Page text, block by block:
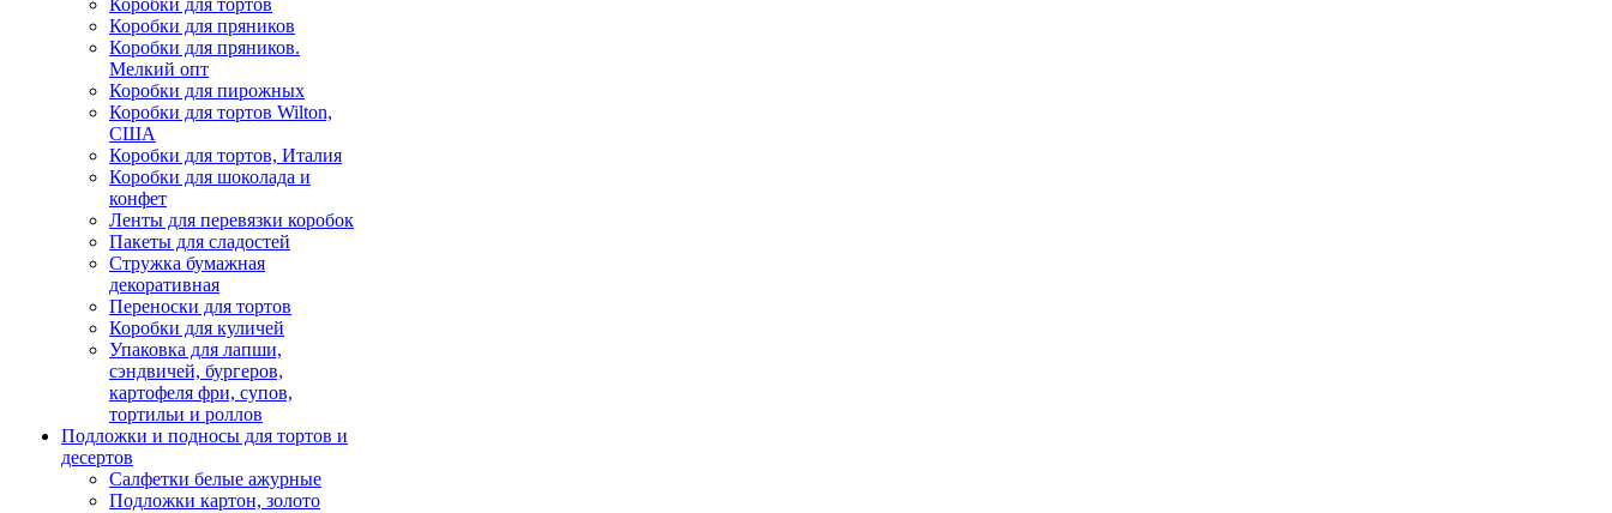
Коробки для пряников
Коробки для пряников.
Мелкий опт
Коробки для пирожных
Коробки для тортов Wilton,
США
Коробки для тортов, Италия
Коробки для шоколада и
конфет
Ленты для перевязки коробок
Пакеты для сладостей
Стружка бумажная
декоративная
Переноски для тортов
Коробки для куличей
Упаковка для лапши,
сэндвичей, бургеров,
картофеля фри, супов,
тортильи и роллов
Подложки и подносы для тортов и
десертов
Салфетки белые ажурные
Подложки картон, золото